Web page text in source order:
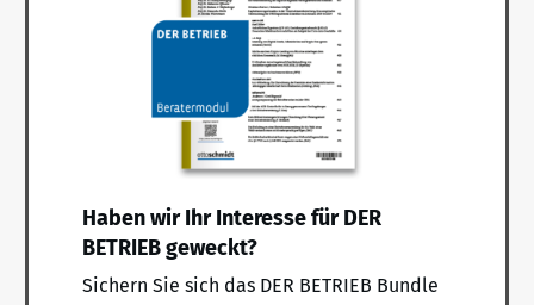
Haben wir Ihr Interesse für DER
BETRIEB geweckt?
Sichern Sie sich das DER BETRIEB Bundle